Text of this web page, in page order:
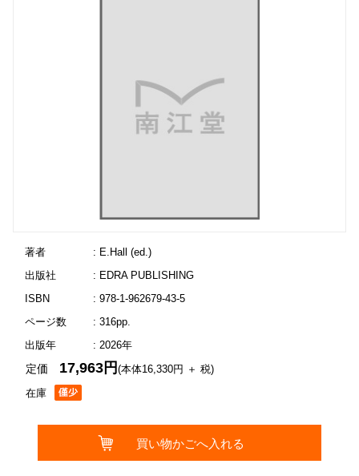
著者
: E.Hall (ed.)
出版社
: EDRA PUBLISHING
ISBN
: 978-1-962679-43-5
ページ数
: 316pp.
出版年
: 2026年
在庫
定価 17,963円(本体16,330円 ＋ 税)